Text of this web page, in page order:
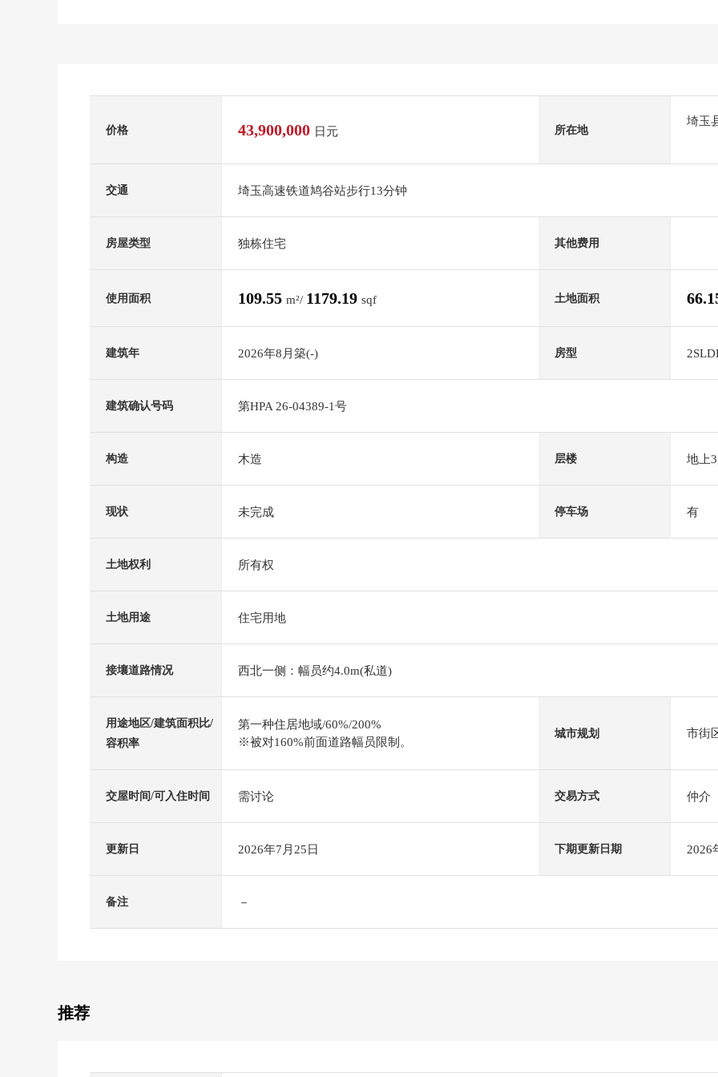
价格 43,900,000 日元 所在地
埼玉
交通 埼玉高速铁道鸠谷站步行13分钟
房屋类型 独栋住宅 其他费用
使用面积 109.55 m²/ 1179.19 sqf 土地面积
建筑年 2026年8月築(-) 房型
建筑确认号码 第HPA 26-04389-1号
构造 木造 层楼 地上
现状 未完成 停车场 有
土地权利 所有权
土地用途 住宅用地
接壤道路情况 西北一侧：幅员约4.0m(私道)
用途地区/建筑面积比/
容积率
第一种住居地域/60%/200%
※被对160%前面道路幅员限制。
城市规划 市街
交屋时间/可入住时间 需讨论 交易方式 仲介
更新日 2026年7月25日 下期更新日期 2026
备注 －
推荐